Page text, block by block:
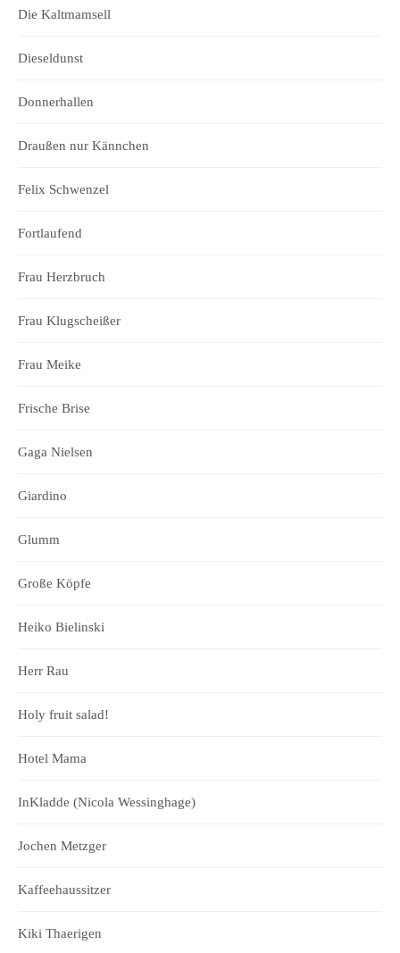
Die Kaltmamsell
Dieseldunst
Donnerhallen
Draußen nur Kännchen
Felix Schwenzel
Fortlaufend
Frau Herzbruch
Frau Klugscheißer
Frau Meike
Frische Brise
Gaga Nielsen
Giardino
Glumm
Große Köpfe
Heiko Bielinski
Herr Rau
Holy fruit salad!
Hotel Mama
InKladde (Nicola Wessinghage)
Jochen Metzger
Kaffeehaussitzer
Kiki Thaerigen